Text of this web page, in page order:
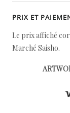
PRIX ET
Le prix affiché
Marché Saisho.